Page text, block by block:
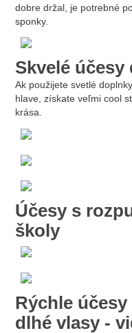
dobre držal, je potrebné
sponky.
Skvelé
Ak použijete svetlé
hlave, získate veľmi cool
krása.
Účesy s
školy
Rýchle
dlhé vlasy -